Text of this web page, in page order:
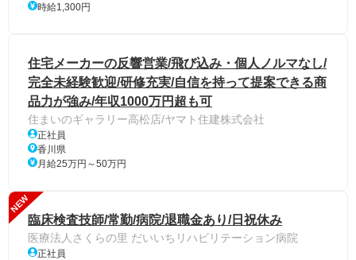
時給1,300円
住宅メーカーの反響営業/飛び込み・個人ノルマなし/
完全未経験歓迎/研修充実/自信を持って提案できる商
品力が強み/年収1000万円超も可
住まいのギャラリー高松店/ヤマト住建株式会社
正社員
香川県
月給25万円～50万円
NEW
臨床検査技師/常勤/病院/退職金あり/日祝休み
医療法人さくらの里 だいいちリハビリテーション病院
正社員